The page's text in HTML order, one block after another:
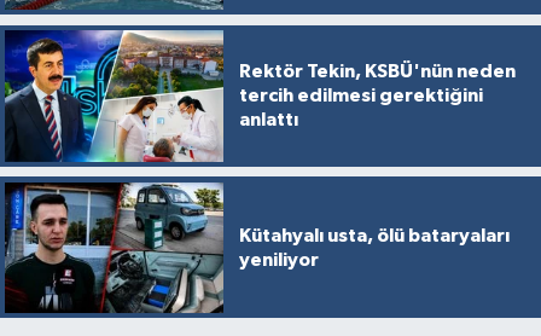
Rektör Tekin, KSBÜ'nün neden
tercih edilmesi gerektiğini
anlattı
Kütahyalı usta, ölü bataryaları
yeniliyor